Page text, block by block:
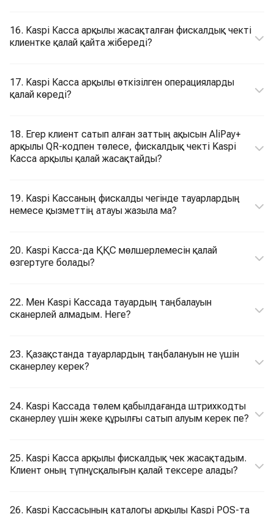
16. Kaspi Касса арқылы жасақталған фискалдық чекті
клиентке қалай қайта жібереді?
17. Kaspi Касса арқылы өткізілген операцияларды
қалай көреді?
18. Егер клиент сатып алған заттың ақысын AliPay+
арқылы QR-кодпен төлесе, фискалдық чекті Kaspi
Касса арқылы қалай жасақтайды?
19. Kaspi Кассаның фискалды чегінде тауарлардың
немесе қызметтің атауы жазыла ма?
20. Kaspi Касса-да ҚҚС мөлшерлемесін қалай
өзгертуге болады?
22. Мен Kaspi Кассада тауардың таңбалауын
сканерлей алмадым. Неге?
23. Қазақстанда тауарлардың таңбалануын не үшін
сканерлеу керек?
24. Kaspi Кассада төлем қабылдағанда штрихкодты
сканерлеу үшін жеке құрылғы сатып алуым керек пе?
25. Kaspi Касса арқылы фискалдық чек жасақтадым.
Клиент оның түпнұсқалығын қалай тексере алады?
26. Kaspi Кассасының каталогы арқылы Kaspi POS-та